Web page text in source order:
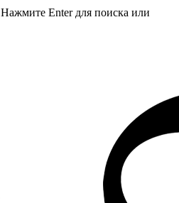
Нажмите Enter для поиска или